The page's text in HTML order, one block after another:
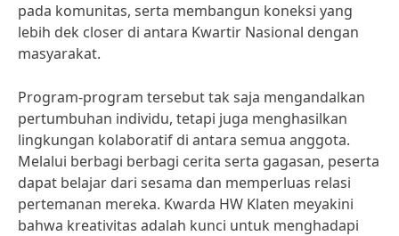
pada komunitas, serta membangun koneksi yang
lebih dek closer di antara Kwartir Nasional dengan
masyarakat.
Program-program tersebut tak saja mengandalkan
pertumbuhan individu, tetapi juga menghasilkan
lingkungan kolaboratif di antara semua anggota.
Melalui berbagi berbagi cerita serta gagasan, peserta
dapat belajar dari sesama dan memperluas relasi
pertemanan mereka. Kwarda HW Klaten meyakini
bahwa kreativitas adalah kunci untuk menghadapi